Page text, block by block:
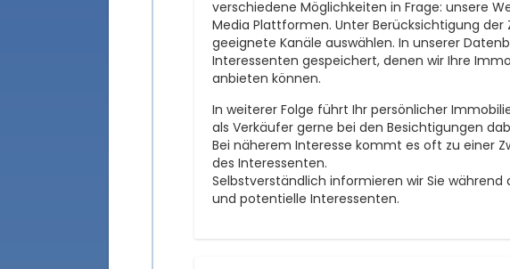
verschiedene Möglichkeiten in Frage: unsere
Media Plattformen. Unter Berücksichtigung
geeignete Kanäle auswählen. In unserer
Interessenten gespeichert, denen wir Ihre
anbieten können.
In weiterer Folge führt Ihr persönlicher
als Verkäufer gerne bei den Besichtigungen
Bei näherem Interesse kommt es oft zu einer
des Interessenten.
Selbstverständlich informieren wir Sie
und potentielle Interessenten.